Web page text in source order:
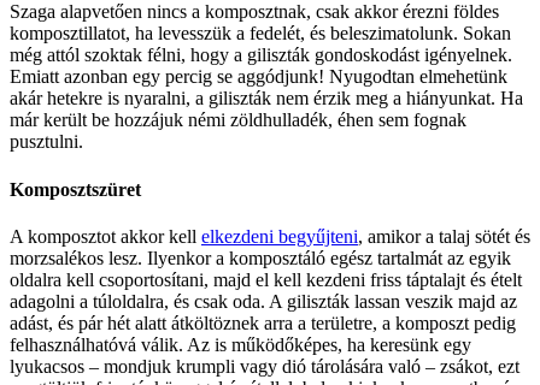
Szaga alapvetően nincs a komposztnak, csak akkor érezni földes
komposztillatot, ha levesszük a fedelét, és beleszimatolunk. Sokan
még attól szoktak félni, hogy a giliszták gondoskodást igényelnek.
Emiatt azonban egy percig se aggódjunk! Nyugodtan elmehetünk
akár hetekre is nyaralni, a giliszták nem érzik meg a hiányunkat. Ha
már került be hozzájuk némi zöldhulladék, éhen sem fognak
pusztulni.
Komposztszüret
A komposztot akkor kell elkezdeni begyűjteni, amikor a talaj sötét és
morzsalékos lesz. Ilyenkor a komposztáló egész tartalmát az egyik
oldalra kell csoportosítani, majd el kell kezdeni friss táptalajt és ételt
adagolni a túloldalra, és csak oda. A giliszták lassan veszik majd az
adást, és pár hét alatt átköltöznek arra a területre, a komposzt pedig
felhasználhatóvá válik. Az is működőképes, ha keresünk egy
lyukacsos – mondjuk krumpli vagy dió tárolására való – zsákot, ezt